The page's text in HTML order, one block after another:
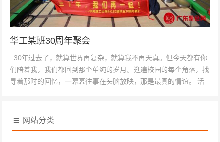
华工某班30周年聚会
30年过去了，就算世界再复杂，就算我不再天真。但今天都有你
们陪着我，我们都回到那个单纯的岁月。逛遍校园的每个角落，找
寻着那时的回忆，一幕幕往事在头脑放映，那是最真的情谊。 活
网站分类